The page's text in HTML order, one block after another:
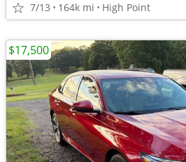
7/13 164k mi High Point
$17,500